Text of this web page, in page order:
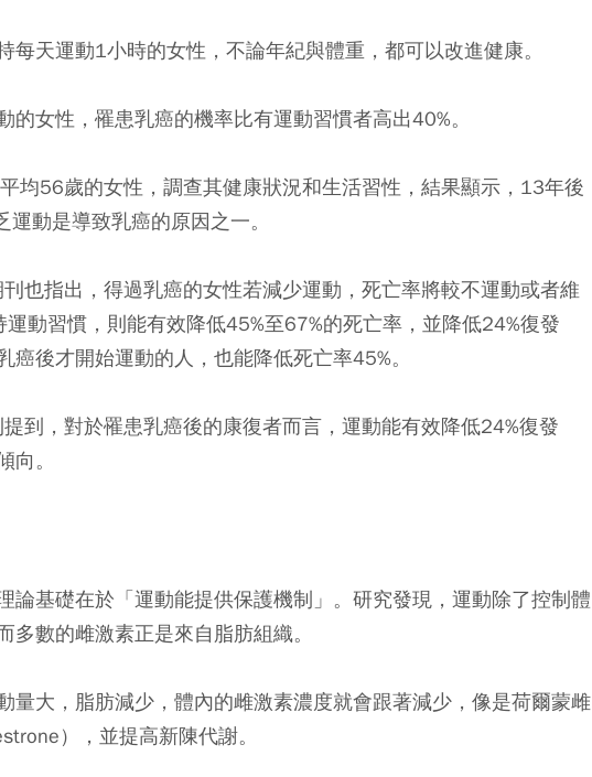
每天運動1小時的女性，不論年紀與體重，都可以改進健康。
女性，罹患乳癌的機率比有運動習慣者高出40%。
均56歲的女性，調查其健康狀況和生活習性，結果顯示，13年後
動是導致乳癌的原因之一。
也指出，得過乳癌的女性若減少運動，死亡率將較不運動或者維
動習慣，則能有效降低45%至67%的死亡率，並降低24%復發
後才開始運動的人，也能降低死亡率45%。
到，對於罹患乳癌後的康復者而言，運動能有效降低24%復發
。
論基礎在於「運動能提供保護機制」。研究發現，運動除了控制體
數的雌激素正是來自脂肪組織。
量大，脂肪減少，體內的雌激素濃度就會跟著減少，像是荷爾蒙雌
），並提高新陳代謝。